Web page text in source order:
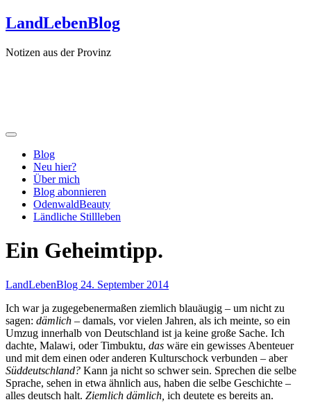
Zum
Inhalt
LandLebenBlog
Notizen aus der Provinz
Blog
Neu hier?
Über mich
Blog abonnieren
OdenwaldBeauty
Ländliche Stillleben
Ein Geheimtipp.
LandLebenBlog 24. September 2014
Ich war ja zugegebenermaßen ziemlich blauäugig – um nicht zu
sagen: dämlich – damals, vor vielen Jahren, als ich meinte, so ein
Umzug innerhalb von Deutschland ist ja keine große Sache. Ich
dachte, Malawi, oder Timbuktu, das wäre ein gewisses Abenteuer
und mit dem einen oder anderen Kulturschock verbunden – aber
Süddeutschland? Kann ja nicht so schwer sein. Sprechen die selbe
Sprache, sehen in etwa ähnlich aus, haben die selbe Geschichte –
alles deutsch halt. Ziemlich dämlich, ich deutete es bereits an.